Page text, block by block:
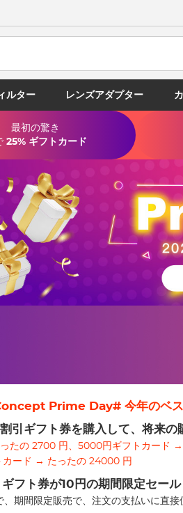
ルター レンズアダプター
最初の驚き
25% ギフトカード
Prime Day# 今年のベス
引ギフト券を購入して、将来
たの 2700 円、5000円ギフトカード
カード → たったの 24000 円
フト券が10円の期間限定セー
期間限定販売で、注文の支払いに直